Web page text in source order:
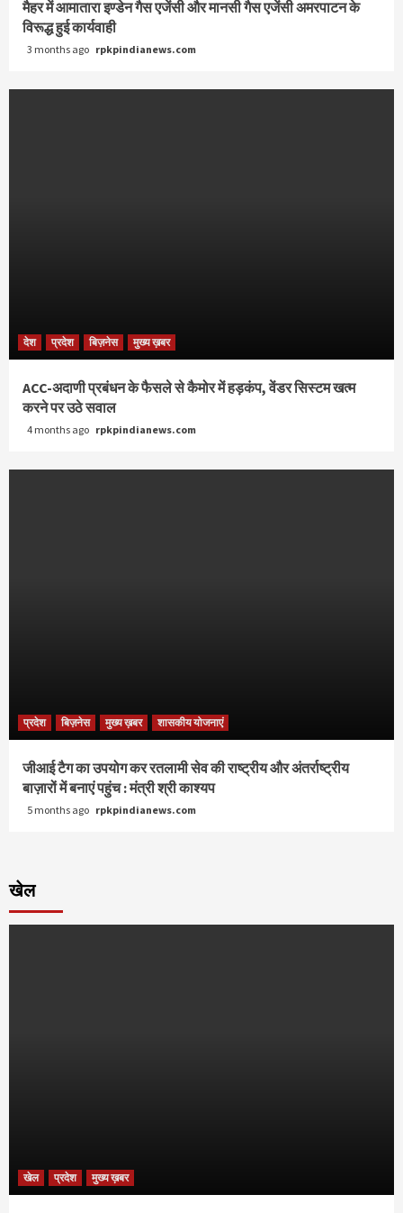
मैहर में आमातारा इण्डेन गैस एजेंसी और मानसी गैस एजेंसी अमरपाटन के
विरूद्ध हुई कार्यवाही
3 months ago rpkpindianews.com
देश प्रदेश बिज़नेस मुख्य ख़बर
ACC-अदाणी प्रबंधन के फैसले से कैमोर में हड़कंप, वेंडर सिस्टम खत्म
करने पर उठे सवाल
4 months ago rpkpindianews.com
प्रदेश बिज़नेस मुख्य ख़बर शासकीय योजनाएं
जीआई टैग का उपयोग कर रतलामी सेव की राष्ट्रीय और अंतर्राष्ट्रीय
बाज़ारों में बनाएं पहुंच : मंत्री श्री काश्यप
5 months ago rpkpindianews.com
खेल
खेल प्रदेश मुख्य ख़बर